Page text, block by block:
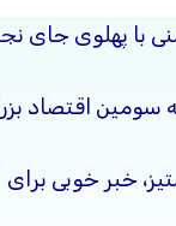
با پهلوی جای
به سومین اقتصاد
خبر خوبی برای